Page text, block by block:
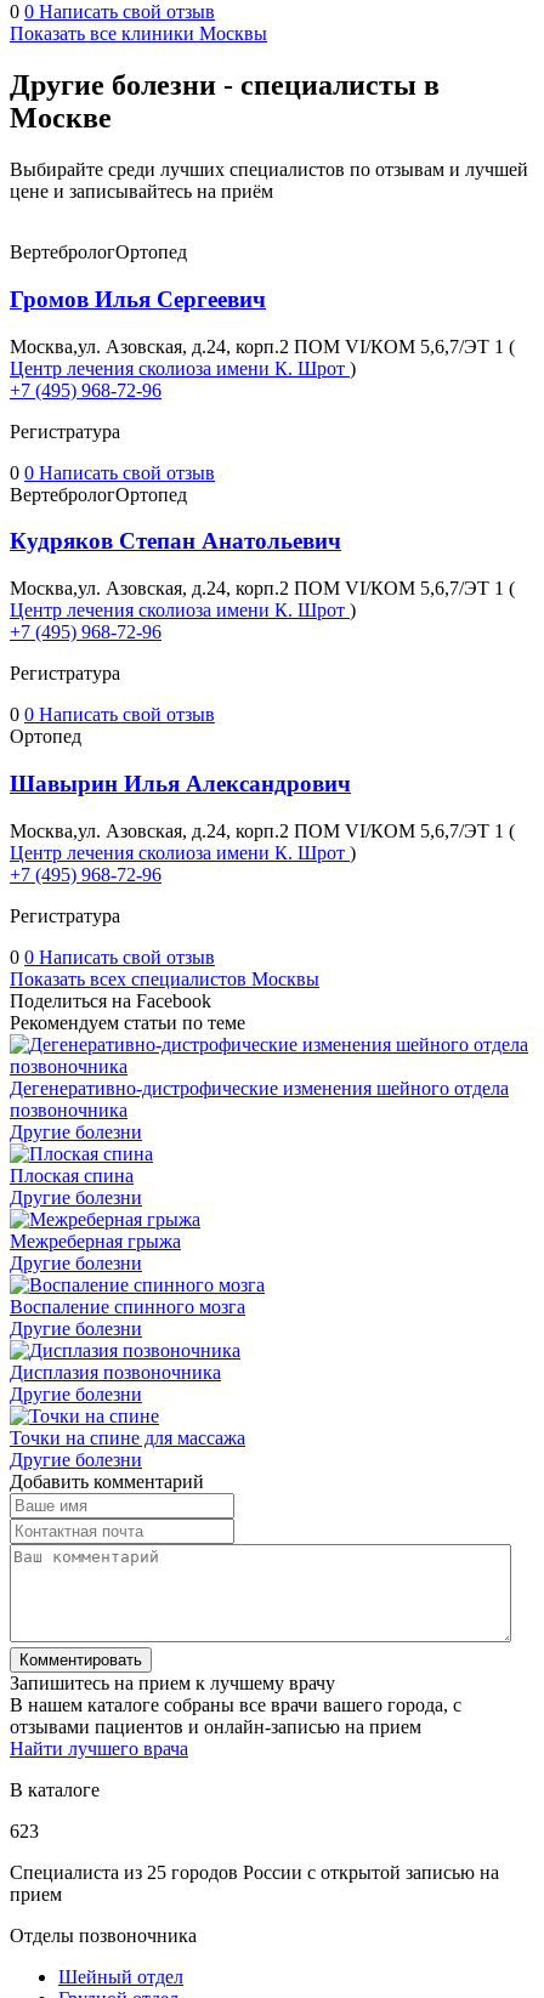
0 0 Написать свой отзыв
Показать все клиники Москвы
Другие болезни - специалисты в
Москве
Выбирайте среди лучших специалистов по отзывам и лучшей
цене и записывайтесь на приём
ВертебрологОртопед
Громов Илья Сергеевич
Москва,ул. Азовская, д.24, корп.2 ПОМ VI/КОМ 5,6,7/ЭТ 1 (
Центр лечения сколиоза имени К. Шрот )
+7 (495) 968-72-96
Регистратура
0 0 Написать свой отзыв
ВертебрологОртопед
Кудряков Степан Анатольевич
Москва,ул. Азовская, д.24, корп.2 ПОМ VI/КОМ 5,6,7/ЭТ 1 (
Центр лечения сколиоза имени К. Шрот )
+7 (495) 968-72-96
Регистратура
0 0 Написать свой отзыв
Ортопед
Шавырин Илья Александрович
Москва,ул. Азовская, д.24, корп.2 ПОМ VI/КОМ 5,6,7/ЭТ 1 (
Центр лечения сколиоза имени К. Шрот )
+7 (495) 968-72-96
Регистратура
0 0 Написать свой отзыв
Показать всех специалистов Москвы
Поделиться на Facebook
Рекомендуем статьи по теме
Дегенеративно-дистрофические изменения шейного отдела
позвоночника
Другие болезни
Плоская спина
Другие болезни
Межреберная грыжа
Другие болезни
Воспаление спинного мозга
Другие болезни
Дисплазия позвоночника
Другие болезни
Точки на спине для массажа
Другие болезни
Добавить комментарий
Запишитесь на прием к лучшему врачу
В нашем каталоге собраны все врачи вашего города, с
отзывами пациентов и онлайн-записью на прием
Найти лучшего врача
В каталоге
623
Специалиста из 25 городов России с открытой записью на
прием
Отделы позвоночника
Шейный отдел